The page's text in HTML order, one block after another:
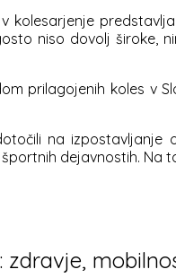
kolesarjenje
niso dovolj široke,
prilagojenih koles v
na izpostavljanje
dejavnostih.